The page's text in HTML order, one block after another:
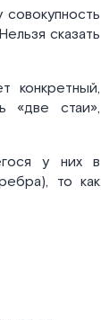
сказать
конкретный,
«две стаи»,
у них в
то как